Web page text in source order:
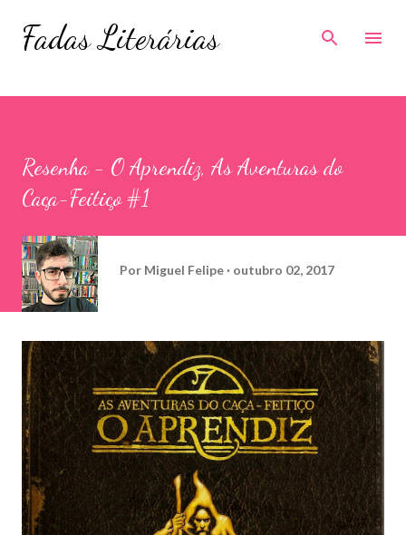
Pular para o conteúdo principal
Fadas Literárias
Resenha - O Aprendiz, As Aventuras do
Caça-Feitiço #1
Por Miguel Felipe outubro 02, 2017